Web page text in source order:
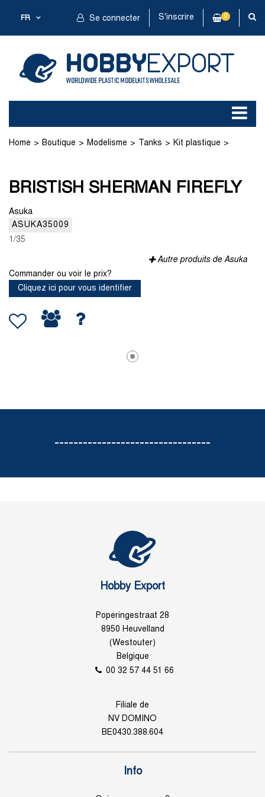
FR Se connecter S'inscrire 0
Home Boutique Modelisme Tanks Kit plastique
BRISTISH SHERMAN FIREFLY
Asuka
ASUKA35009
1/35
Autre produits de Asuka
Commander ou voir le prix?
Cliquez ici pour vous identifier
---------------------------------
Hobby Export
Poperingestraat 28
8950 Heuvelland
(Westouter)
Belgique
00 32 57 44 51 66
Filiale de
NV DOMINO
BE0430.388.604
Info